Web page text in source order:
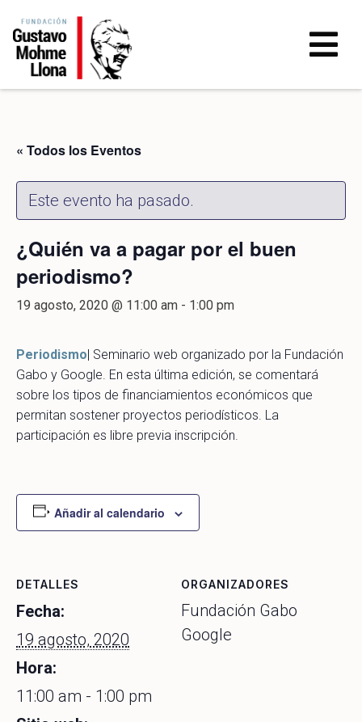
« Todos los Eventos
Este evento ha pasado.
¿Quién va a pagar por el buen
periodismo?
19 agosto, 2020 @ 11:00 am - 1:00 pm
Periodismo| Seminario web organizado por la Fundación
Gabo y Google. En esta última edición, se comentará
sobre los tipos de financiamientos económicos que
permitan sostener proyectos periodísticos. La
participación es libre previa inscripción.
Añadir al calendario
DETALLES
Fecha:
19 agosto, 2020
Hora:
11:00 am - 1:00 pm
ORGANIZADORES
Fundación Gabo
Google